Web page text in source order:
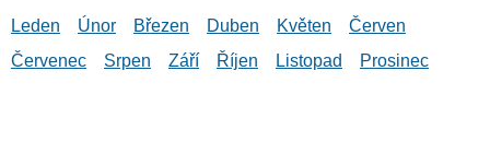
Leden Únor Březen Duben Květen
Červen
Červenec
Srpen Září Říjen Listopad Prosinec